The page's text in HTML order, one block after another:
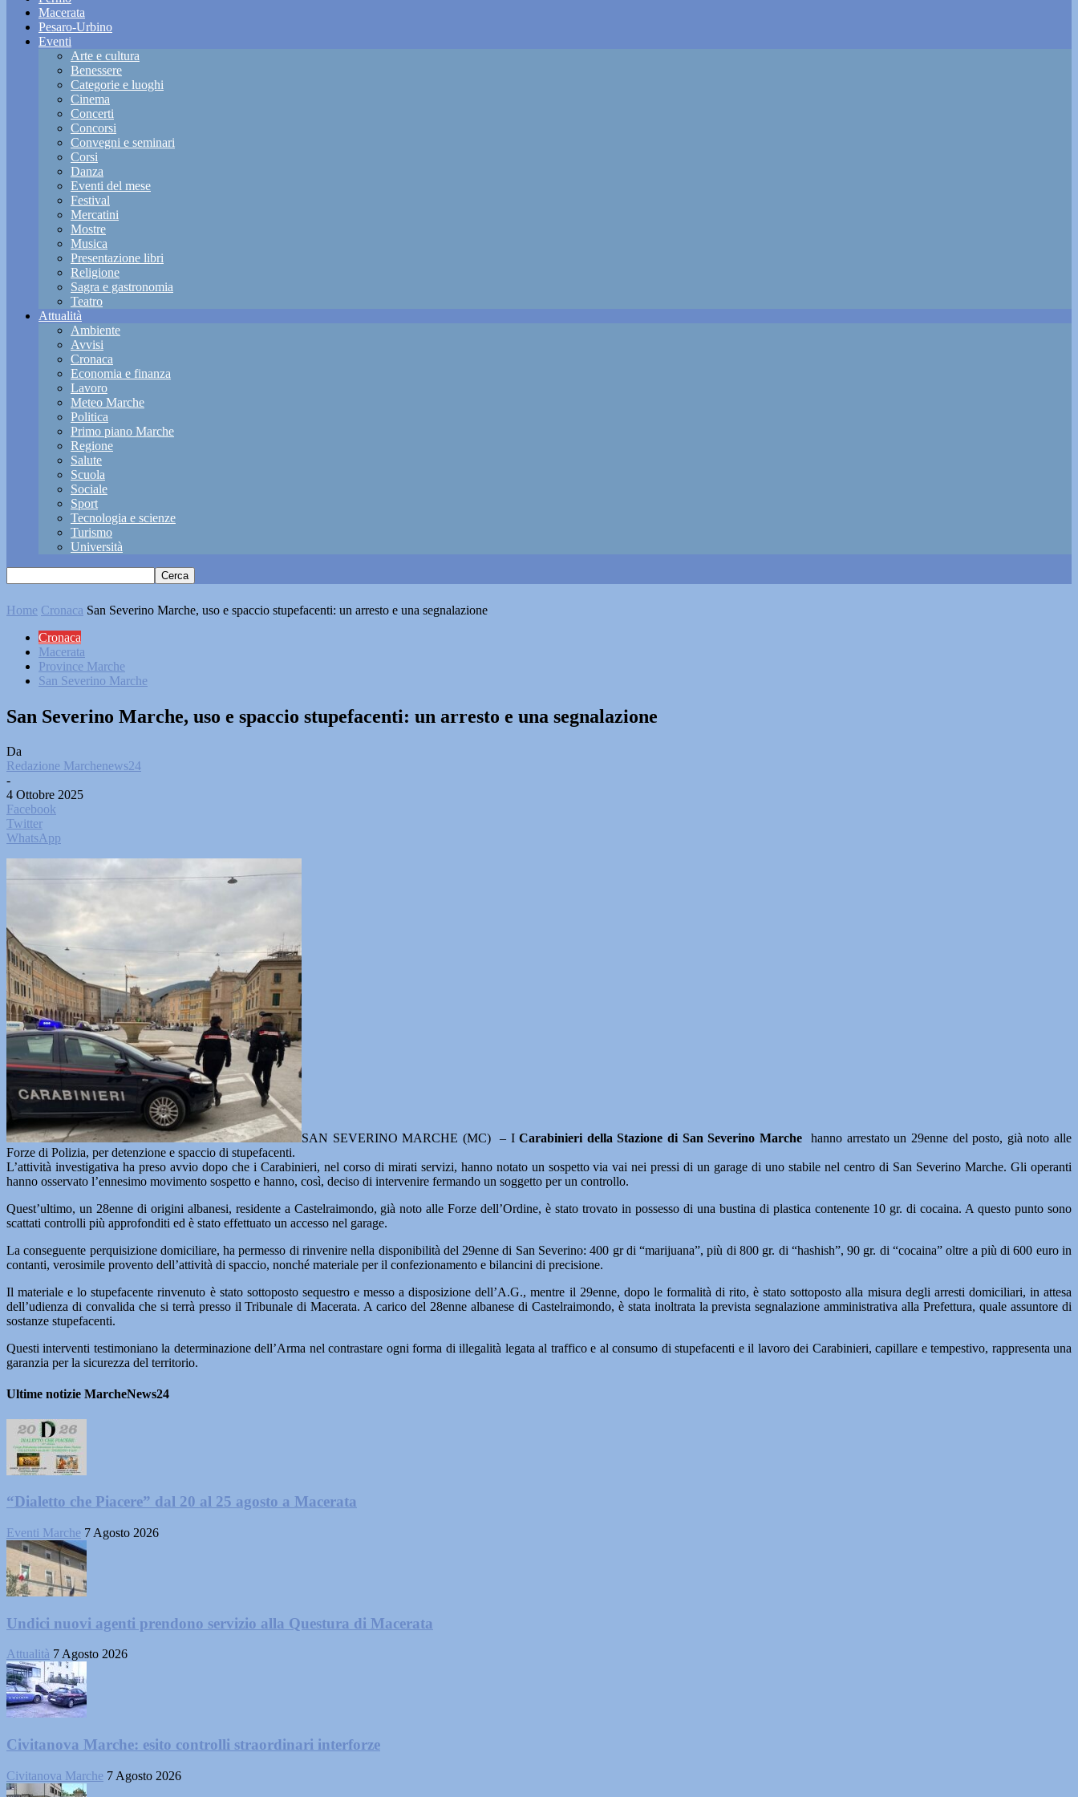
Macerata
Pesaro-Urbino
Eventi
Arte e cultura
Benessere
Categorie e luoghi
Cinema
Concerti
Concorsi
Convegni e seminari
Corsi
Danza
Eventi del mese
Festival
Mercatini
Mostre
Musica
Presentazione libri
Religione
Sagra e gastronomia
Teatro
Attualità
Ambiente
Avvisi
Cronaca
Economia e finanza
Lavoro
Meteo Marche
Politica
Primo piano Marche
Regione
Salute
Scuola
Sociale
Sport
Tecnologia e scienze
Turismo
Università
Home Cronaca San Severino Marche, uso e spaccio stupefacenti: un arresto e una segnalazione
Cronaca
Macerata
Province Marche
San Severino Marche
San Severino Marche, uso e spaccio stupefacenti: un arresto e una segnalazione
Da
Redazione Marchenews24
-
4 Ottobre 2025
Facebook
Twitter
WhatsApp
SAN SEVERINO MARCHE (MC) – ICarabinieri della Stazione di San Severino Marche
hanno arrestato un 29enne del posto, già noto alle
Forze di Polizia, per detenzione e spaccio di stupefacenti.
L’attività investigativa ha preso avvio dopo che i Carabinieri, nel corso di mirati servizi, hanno notato un sospetto via vai nei pressi di un garage di uno stabile nel centro di San Severino Marche. Gli operanti
hanno osservato l’ennesimo movimento sospetto e hanno, così, deciso di intervenire fermando un soggetto per un controllo.
Quest’ultimo, un 28enne di origini albanesi, residente a Castelraimondo, già noto alle Forze dell’Ordine, è stato trovato in possesso di una bustina di plastica contenente 10 gr. di cocaina. A questo punto sono
scattati controlli più approfonditi ed è stato effettuato un accesso nel garage.
La conseguente perquisizione domiciliare, ha permesso di rinvenire nella disponibilità del 29enne di San Severino: 400 gr di “marijuana”, più di 800 gr. di “hashish”, 90 gr. di “cocaina” oltre a più di 600 euro in
contanti, verosimile provento dell’attività di spaccio, nonché materiale per il confezionamento e bilancini di precisione.
Il materiale e lo stupefacente rinvenuto è stato sottoposto sequestro e messo a disposizione dell’A.G., mentre il 29enne, dopo le formalità di rito, è stato sottoposto alla misura degli arresti domiciliari, in attesa
dell’udienza di convalida che si terrà presso il Tribunale di Macerata. A carico del 28enne albanese di Castelraimondo, è stata inoltrata la prevista segnalazione amministrativa alla Prefettura, quale assuntore di
sostanze stupefacenti.
Questi interventi testimoniano la determinazione dell’Arma nel contrastare ogni forma di illegalità legata al traffico e al consumo di stupefacenti e il lavoro dei Carabinieri, capillare e tempestivo, rappresenta una
garanzia per la sicurezza del territorio.
Ultime notizie MarcheNews24
“Dialetto che Piacere” dal 20 al 25 agosto a Macerata
Eventi Marche 7 Agosto 2026
Undici nuovi agenti prendono servizio alla Questura di Macerata
Attualità 7 Agosto 2026
Civitanova Marche: esito controlli straordinari interforze
Civitanova Marche 7 Agosto 2026